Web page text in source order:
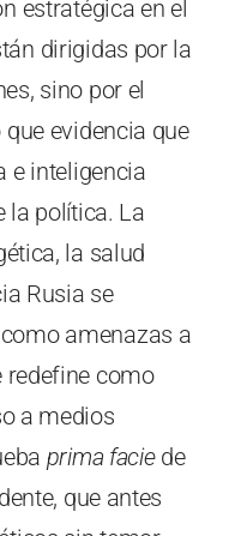
estratégica en el
dirigidas por la
sino por el
evidencia que
e inteligencia
la política. La
la salud
Rusia se
amenazas a
redefine como
a medios
prima faciede
que antes